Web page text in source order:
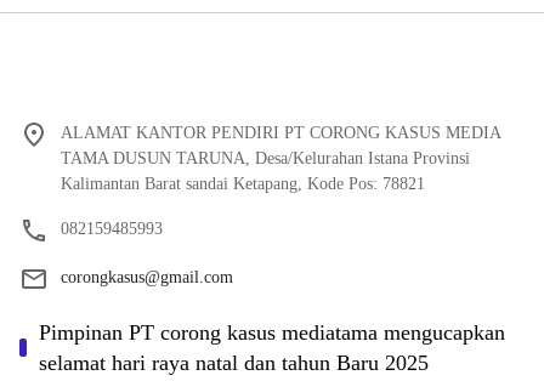
ALAMAT KANTOR PENDIRI PT CORONG KASUS MEDIA
TAMA DUSUN TARUNA, Desa/Kelurahan Istana Provinsi
Kalimantan Barat sandai Ketapang, Kode Pos: 78821
082159485993
corongkasus@gmail.com
Pimpinan PT corong kasus mediatama mengucapkan
selamat hari raya natal dan tahun Baru 2025